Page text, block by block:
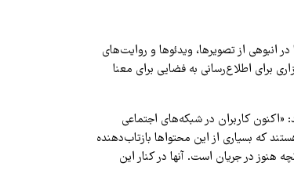
انبوهی از تصویرها، ویدئوها و روایت‌های
برای اطلاع‌رسانی به فضایی برای معنا
«اکنون کاربران در شبکه‌های اجتماعی
که بسیاری از این محتواها بازتاب‌دهنده
هنوز در جریان است. آنها در کنار این